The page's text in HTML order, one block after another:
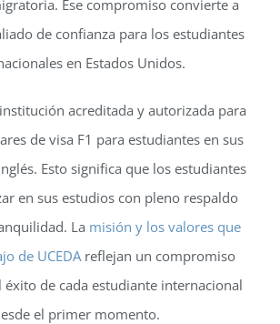
Ese compromiso convierte a
de confianza para los estudiantes
en Estados Unidos.
institución acreditada y autorizada para
de visa F1 para estudiantes en sus
Esto significa que los estudiantes
en sus estudios con pleno respaldo
La misión y los valores que
de UCEDA reflejan un compromiso
éxito de cada estudiante internacional
el primer momento.